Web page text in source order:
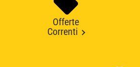
Offerte
Correnti